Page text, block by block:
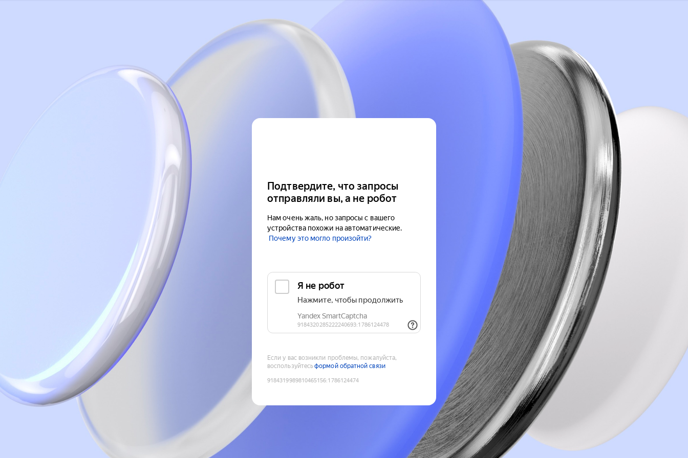
Подтвердите, что запросы
отправляли вы, а не робот
Нам очень жаль, но запросы с вашего
устройства похожи на автоматические.
Почему это могло произойти?
Если у вас возникли проблемы, пожалуйста,
воспользуйтесьформой обратной связи
9184319989810465156:1786124474